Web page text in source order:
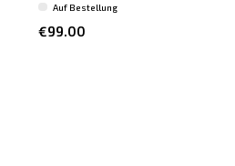
€99.00
Auf Bestellung